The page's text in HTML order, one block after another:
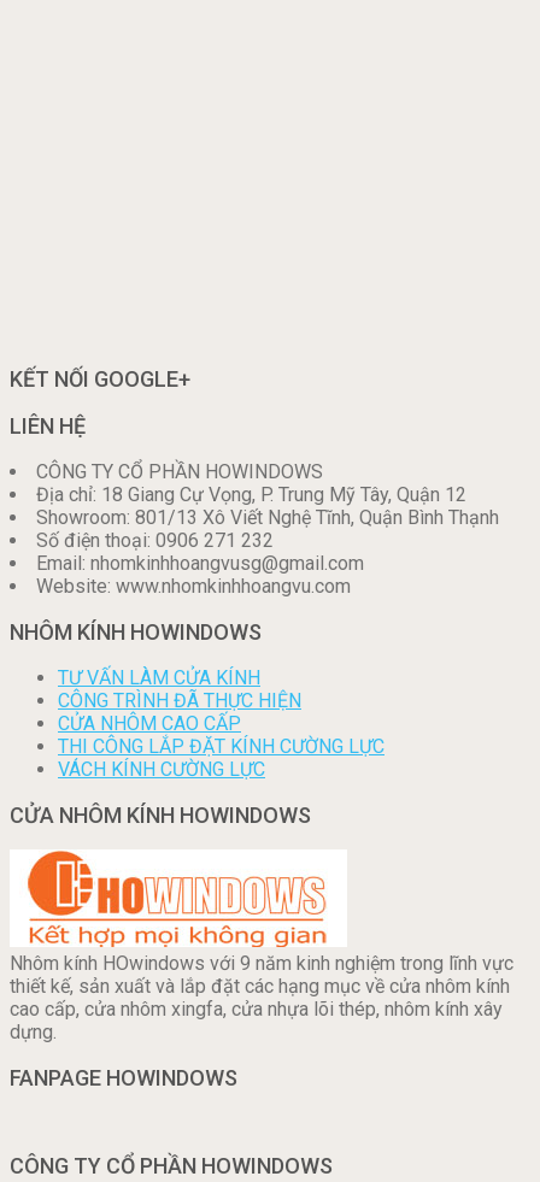
KẾT NỐI GOOGLE+
LIÊN HỆ
CÔNG TY CỔ PHẦN HOWINDOWS
Địa chỉ: 18 Giang Cự Vọng, P. Trung Mỹ Tây, Quận 12
Showroom: 801/13 Xô Viết Nghệ Tĩnh, Quận Bình Thạnh
Số điện thoại: 0906 271 232
Email: nhomkinhhoangvusg@gmail.com
Website: www.nhomkinhhoangvu.com
NHÔM KÍNH HOWINDOWS
TƯ VẤN LÀM CỬA KÍNH
CÔNG TRÌNH ĐÃ THỰC HIỆN
CỬA NHÔM CAO CẤP
THI CÔNG LẮP ĐẶT KÍNH CƯỜNG LỰC
VÁCH KÍNH CƯỜNG LỰC
CỬA NHÔM KÍNH HOWINDOWS
Nhôm kính HOwindows với 9 năm kinh nghiệm trong lĩnh vực
thiết kế, sản xuất và lắp đặt các hạng mục về cửa nhôm kính
cao cấp, cửa nhôm xingfa, cửa nhựa lõi thép, nhôm kính xây
dựng.
FANPAGE HOWINDOWS
CÔNG TY CỔ PHẦN HOWINDOWS